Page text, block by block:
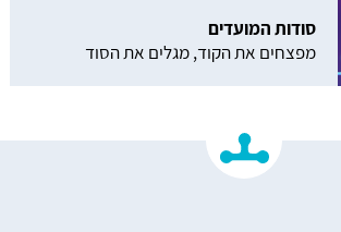
סודות המועדים
מפצחים את הקוד, מגלים את הסוד